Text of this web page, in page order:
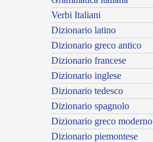
Verbi Italiani
Dizionario latino
Dizionario greco antico
Dizionario francese
Dizionario inglese
Dizionario tedesco
Dizionario spagnolo
Dizionario greco moderno
Dizionario piemontese